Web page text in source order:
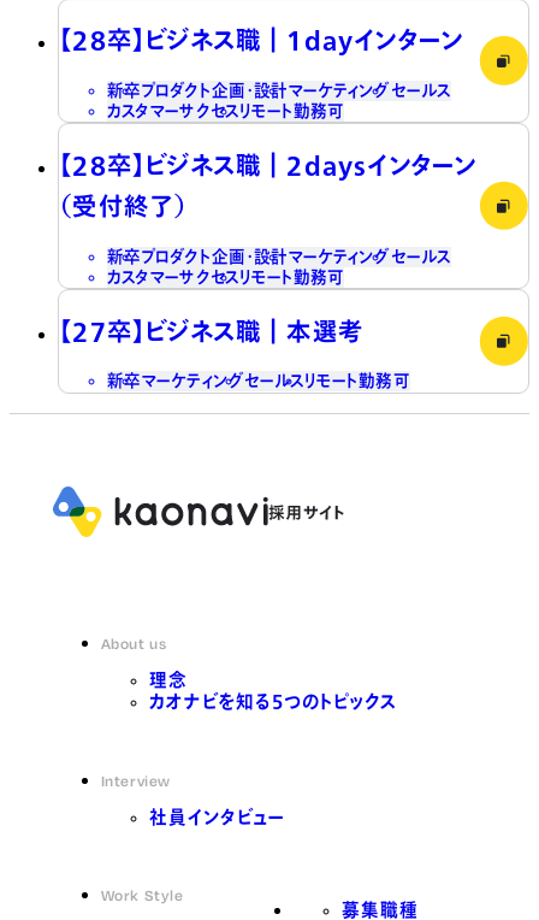
【28卒】ビジネス職┃1dayインターン
新卒プロダクト企画・設計マーケティング セールス
カスタマーサクセスリモート勤務可
【28卒】ビジネス職┃2daysインターン
（受付終了）
新卒プロダクト企画・設計マーケティングセールス
カスタマーサクセス リモート勤務可
【27卒】ビジネス職┃本選考
新卒マーケティング セールスリモート勤務可
About us
理念
カオナビを知る5つのトピックス
Interview
社員インタビュー
Work Style
募集職種